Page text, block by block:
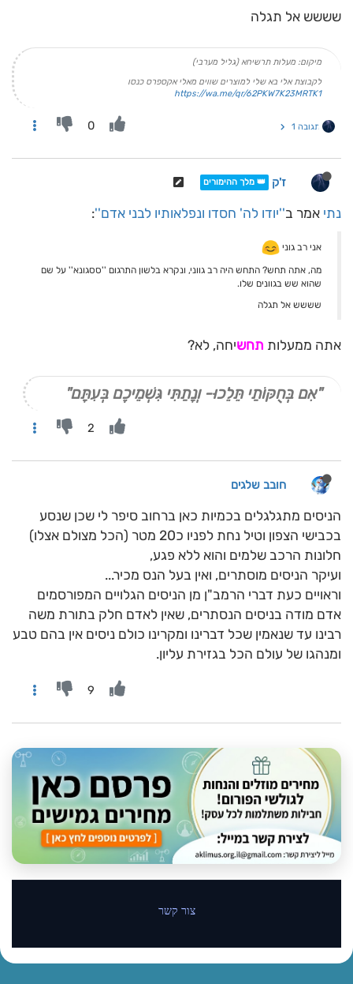
שששש אל תגלה
מיקום: מעלות תרשיחא (גליל מערבי)
לקבוצת אלי בא שלי למוצרים שווים מאלי אקספרס כנסו
https://wa.me/qr/62PKW7K23MRTK1
תגובה 1 0
ז'ק 👑 מלך ההימורים
נתי אמר ב''יודו לה' חסדו ונפלאותיו לבני אדם'':
אני רב גוני
מה, אתה תחש? התחש היה רב גווני, ונקרא בלשון התרגום ''ססגונא'' על שם
שהוא שש בגוונים שלו.
שששש אל תגלה
אתה ממעלות תחשיחה, לא?
"אִם בְּחֻקּוֹתַי תֵּלֵכוּ- וְנָתַתִּי גִּשְׁמֵיכֶם בְּעִתָּם"
2
חובב שלגים
הניסים מתגלגלים בכמיות כאן ברחוב סיפר לי שכן שנסע
בכבישי הצפון וטיל נחת לפניו כ20 מטר (הכל מצולם אצלו)
חלונות הרכב שלמים והוא ללא פגע,
ועיקר הניסים מוסתרים, ואין בעל הנס מכיר...
וראויים כעת דברי הרמב"ן מן הניסים הגלויים המפורסמים
אדם מודה בניסים הנסתרים, שאין לאדם חלק בתורת משה
רבינו עד שנאמין שכל דברינו ומקרינו כולם ניסים אין בהם טבע
ומנהגו של עולם הכל בגזירת עליון.
9
צור קשר